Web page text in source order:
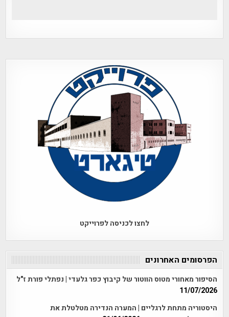
לחצו לכניסה לפרוייקט
הפרסומים האחרונים
הסיפור מאחורי מטוס הווטור של קיבוץ כפר גלעדי | נפתלי פורת ז"ל
11/07/2026
היסטוריה מתחת לרגליים | המערה הנדירה מטלטלת את